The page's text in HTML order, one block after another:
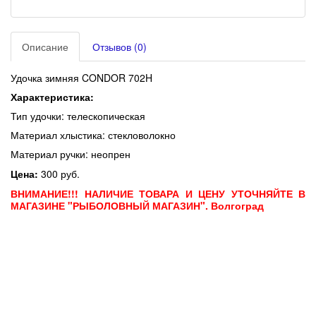
Описание Отзывов (0)
Удочка зимняя CONDOR 702H
Характеристика:
Тип удочки: телескопическая
Материал хлыстика: стекловолокно
Материал ручки: неопрен
Цена: 300 руб.
ВНИМАНИЕ!!! НАЛИЧИЕ ТОВАРА И ЦЕНУ УТОЧНЯЙТЕ В
МАГАЗИНЕ "РЫБОЛОВНЫЙ МАГАЗИН". Волгоград